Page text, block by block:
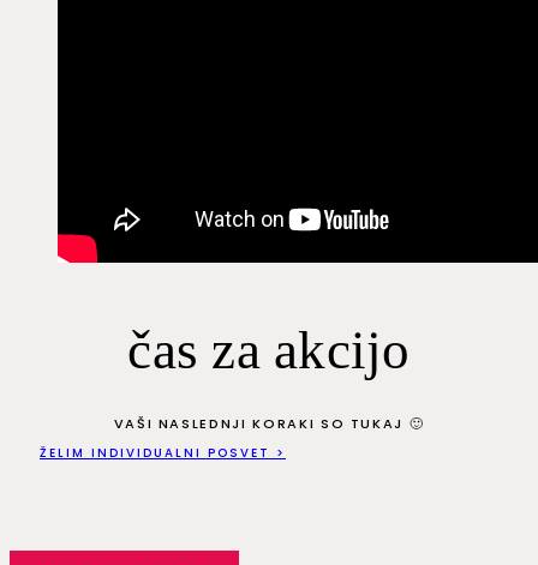
čas za akcijo
VAŠI NASLEDNJI KORAKI SO TUKAJ 🙂
ŽELIM INDIVIDUALNI POSVET >